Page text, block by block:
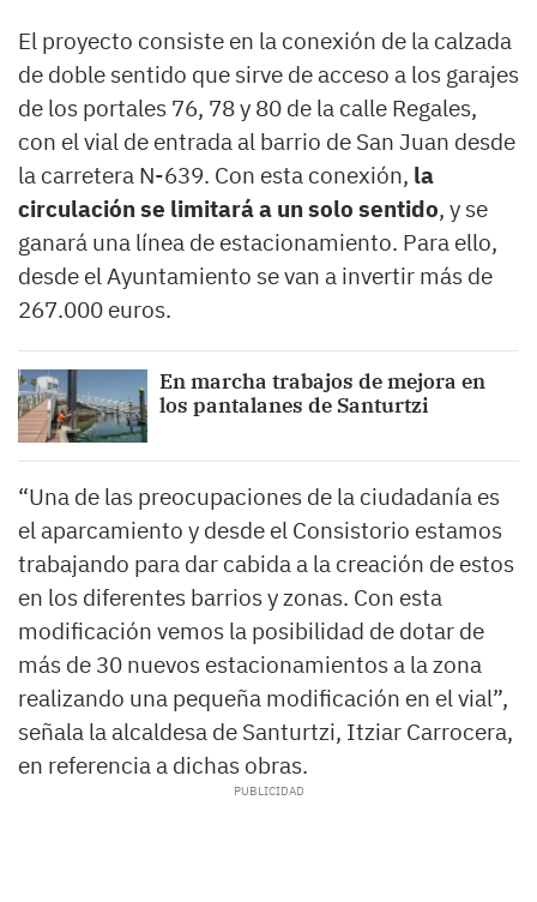
El proyecto consiste en la conexión de la calzada
de doble sentido que sirve de acceso a los garajes
de los portales 76, 78 y 80 de la calle Regales,
con el vial de entrada al barrio de San Juan desde
la carretera N-639. Con esta conexión, la
circulación se limitará a un solo sentido, y se
ganará una línea de estacionamiento. Para ello,
desde el Ayuntamiento se van a invertir más de
267.000 euros.
En marcha trabajos de mejora en
los pantalanes de Santurtzi
“Una de las preocupaciones de la ciudadanía es
el aparcamiento y desde el Consistorio estamos
trabajando para dar cabida a la creación de estos
en los diferentes barrios y zonas. Con esta
modificación vemos la posibilidad de dotar de
más de 30 nuevos estacionamientos a la zona
realizando una pequeña modificación en el vial”,
señala la alcaldesa de Santurtzi, Itziar Carrocera,
en referencia a dichas obras.